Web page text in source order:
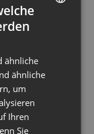
Deine
besser als 0,5–
% bei
zu
jede
Branche
ENGLISH
GERMAN
POLISH
RUSSIAN
SPANISH
ähnliche
ähnliche
um
Ihren
Sie